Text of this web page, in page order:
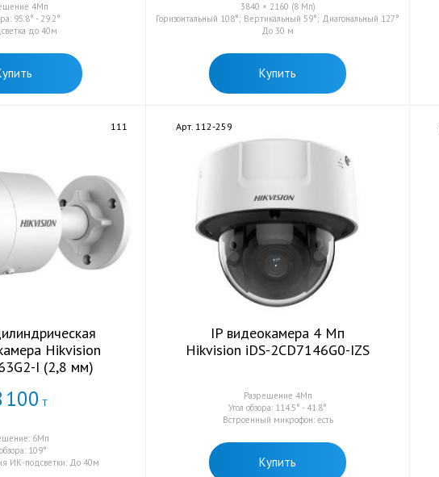
4Мп
95.8° - 29.2°
до 40м
3840 × 2160 (8 Мп)
Горизонтальный 108°; Вертикальный 59°; Диагональный 127°
До 30 м
Купить
111
Hikvision
I (2,8 мм)
100 Т
6Мп
109°
ИК-подсветки: До 40м
Арт. 112-259
IP видеокамера 4 Мп
Hikvision iDS-2CD7146G0-IZS
Разрешение 4Мп
Угол обзора: 114.5° - 41.8°
Встроенный микрофон: есть
Купить